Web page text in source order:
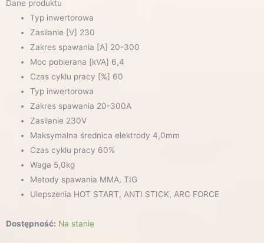
Dane produktu
Typ inwertorowa
Zasilanie [V] 230
Zakres spawania [A] 20-300
Moc pobierana [kVA] 6,4
Czas cyklu pracy [%] 60
Typ inwertorowa
Zakres spawania 20-300A
Zasilanie 230V
Maksymalna średnica elektrody 4,0mm
Czas cyklu pracy 60%
Waga 5,0kg
Metody spawania MMA, TIG
Ulepszenia HOT START, ANTI STICK, ARC FORCE
Dostępność: Na stanie
ilość